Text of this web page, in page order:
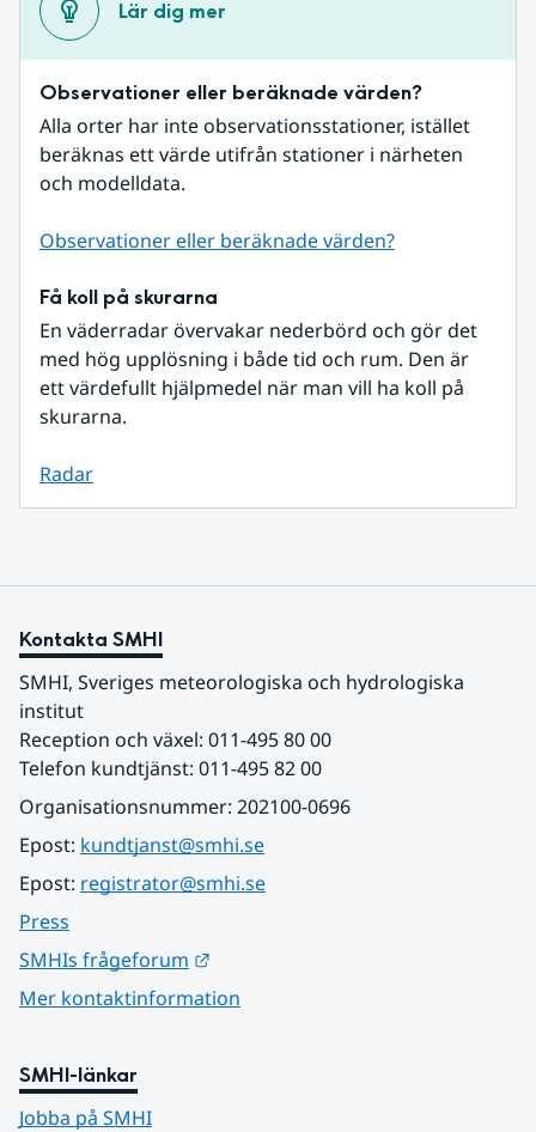
Lär dig mer
Observationer eller beräknade värden?
Alla orter har inte observationsstationer, istället
beräknas ett värde utifrån stationer i närheten
och modelldata.
Observationer eller beräknade värden?
Få koll på skurarna
En väderradar övervakar nederbörd och gör det
med hög upplösning i både tid och rum. Den är
ett värdefullt hjälpmedel när man vill ha koll på
skurarna.
Radar
Kontakta SMHI
SMHI, Sveriges meteorologiska och hydrologiska
institut
Reception och växel: 011-495 80 00
Telefon kundtjänst: 011-495 82 00
Organisationsnummer: 202100-0696
Epost: kundtjanst@smhi.se
Epost: registrator@smhi.se
Press
SMHIs frågeforum
Mer kontaktinformation
SMHI-länkar
Jobba på SMHI